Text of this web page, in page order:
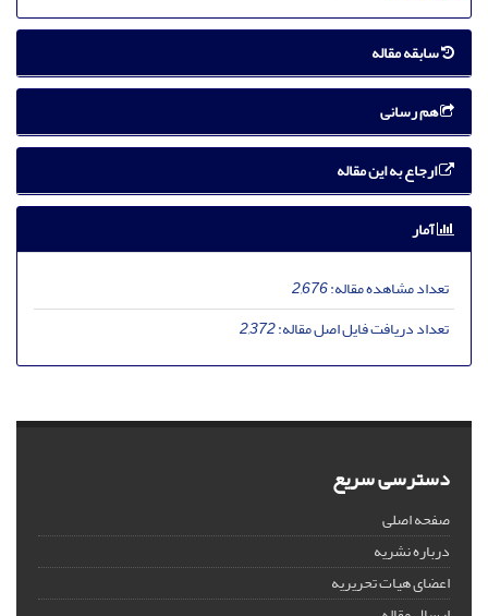
سابقه مقاله
هم رسانی
ارجاع به این مقاله
آمار
تعداد مشاهده مقاله:2,676
تعداد دریافت فایل اصل مقاله:2,372
دسترسی سریع
صفحه اصلی
درباره نشریه
اعضای هیات تحریریه